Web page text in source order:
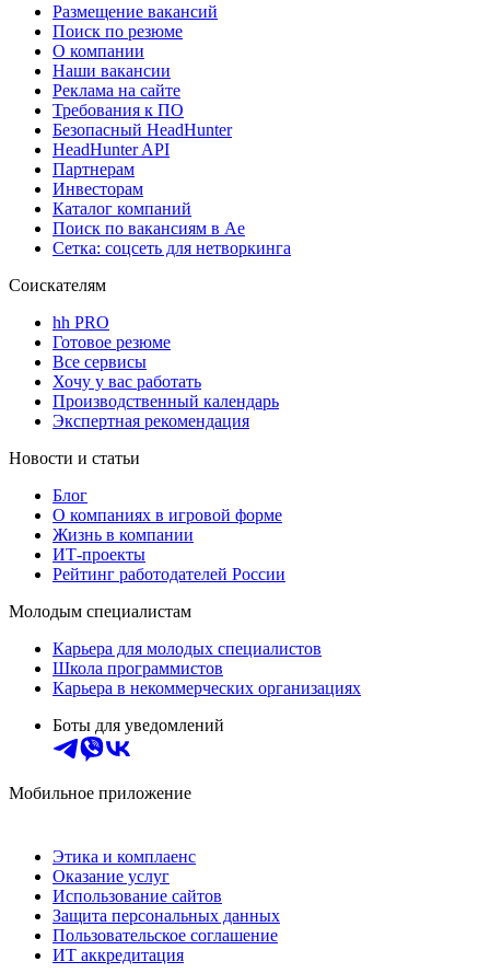
Размещение вакансий
Поиск по резюме
О компании
Наши вакансии
Реклама на сайте
Требования к ПО
Безопасный HeadHunter
HeadHunter API
Партнерам
Инвесторам
Каталог компаний
Поиск по вакансиям в Ае
Сетка: соцсеть для нетворкинга
Соискателям
hh PRO
Готовое резюме
Все сервисы
Хочу у вас работать
Производственный календарь
Экспертная рекомендация
Новости и статьи
Блог
О компаниях в игровой форме
Жизнь в компании
ИТ-проекты
Рейтинг работодателей России
Молодым специалистам
Карьера для молодых специалистов
Школа программистов
Карьера в некоммерческих организациях
Боты для уведомлений
Мобильное приложение
Этика и комплаенс
Оказание услуг
Использование сайтов
Защита персональных данных
Пользовательское соглашение
ИТ аккредитация